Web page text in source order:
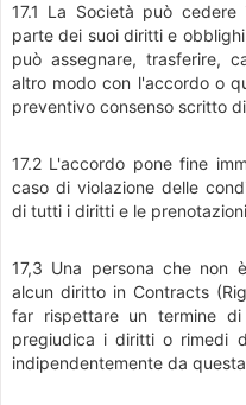
17.1 La Società può
parte dei suoi diritti e
può assegnare, trasferire,
altro modo con l'accordo o
preventivo consenso scritto
17.2 L'accordo pone fine
caso di violazione delle
di tutti i diritti e le
17,3 Una persona che non
alcun diritto in Contracts
far rispettare un termine
pregiudica i diritti o rimedi
indipendentemente da